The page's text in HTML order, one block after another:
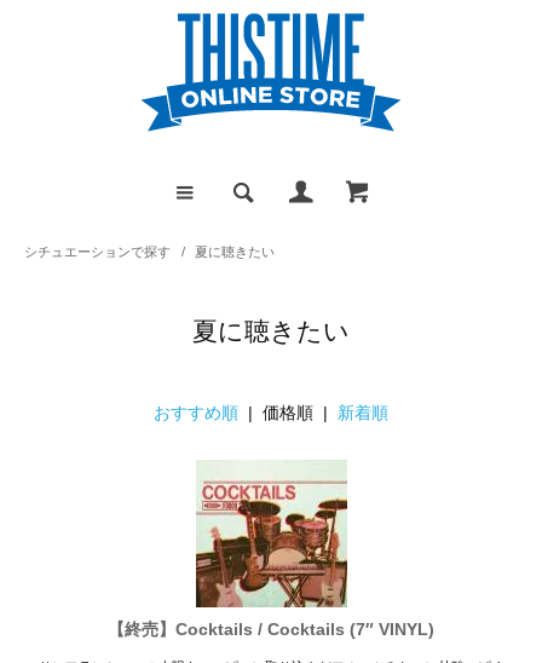
シチュエーションで探す / 夏に聴きたい
夏に聴きたい
おすすめ順 | 価格順 | 新着順
【終売】Cocktails / Cocktails (7″ VINYL)